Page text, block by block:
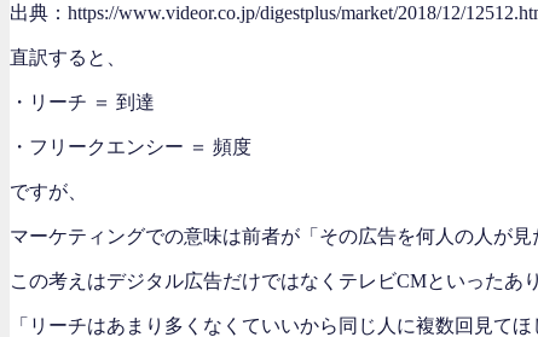
出典：https://www.videor.co.jp/digestplus/market/2018/12/
直訳すると、
・リーチ ＝ 到達
・フリークエンシー ＝ 頻度
ですが、
マーケティングでの意味は前者が「その広告を何人の人が
この考えはデジタル広告だけではなくテレビCMといったあ
「リーチはあまり多くなくていいから同じ人に複数回見てほ